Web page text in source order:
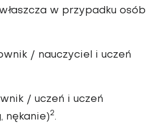
w przypadku osób
/ nauczyciel i uczeń
/ uczeń i uczeń
nękanie)2.